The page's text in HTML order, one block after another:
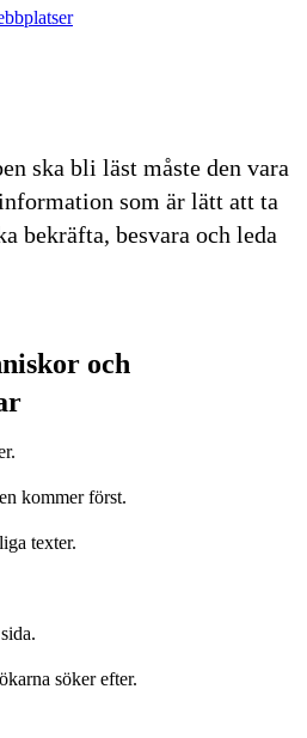
ska bli läst måste den vara
som är lätt att ta
bekräfta, besvara och leda
och
kommer först.
texter.
söker efter.